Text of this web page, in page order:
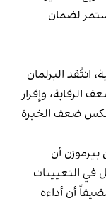
لضمان
البرلمان
الرقابة، وإقرار
ضعف الخبرة
بيرموزن أن
في التعيينات
أن أداءه